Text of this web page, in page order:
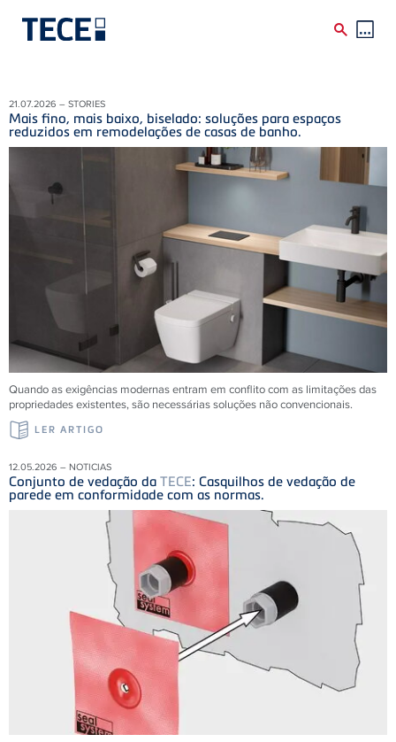
21.07.2026 – STORIES
Mais fino, mais baixo, biselado: soluções para espaços
reduzidos em remodelações de casas de banho.
Quando as exigências modernas entram em conflito com as limitações das
propriedades existentes, são necessárias soluções não convencionais.
LER ARTIGO
12.05.2026 – NOTICIAS
Conjunto de vedação da TECE: Casquilhos de vedação de
parede em conformidade com as normas.